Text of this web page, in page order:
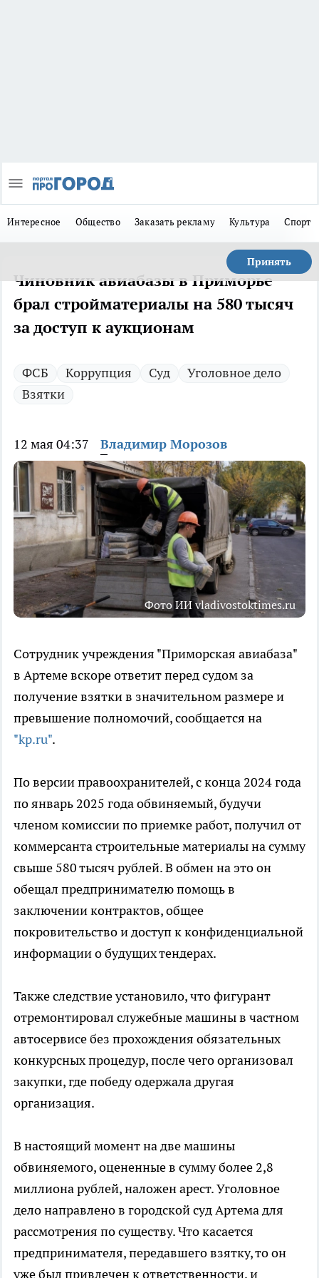
Интересное Общество Заказать рекламу Культура Спорт
Принять
Чиновник авиабазы в Приморье
брал стройматериалы на 580 тысяч
за доступ к аукционам
ФСБ Коррупция Суд
Уголовное дело
Взятки
12 мая 04:37 Владимир Морозов
Фото ИИ vladivostoktimes.ru
Сотрудник учреждения "Приморская авиабаза"
в Артеме вскоре ответит перед судом за
получение взятки в значительном размере и
превышение полномочий, сообщается на
"kp.ru".
По версии правоохранителей, с конца 2024 года
по январь 2025 года обвиняемый, будучи
членом комиссии по приемке работ, получил от
коммерсанта строительные материалы на сумму
свыше 580 тысяч рублей. В обмен на это он
обещал предпринимателю помощь в
заключении контрактов, общее
покровительство и доступ к конфиденциальной
информации о будущих тендерах.
Также следствие установило, что фигурант
отремонтировал служебные машины в частном
автосервисе без прохождения обязательных
конкурсных процедур, после чего организовал
закупки, где победу одержала другая
организация.
В настоящий момент на две машины
обвиняемого, оцененные в сумму более 2,8
миллиона рублей, наложен арест. Уголовное
дело направлено в городской суд Артема для
рассмотрения по существу. Что касается
предпринимателя, передавшего взятку, то он
уже был привлечен к ответственности, и